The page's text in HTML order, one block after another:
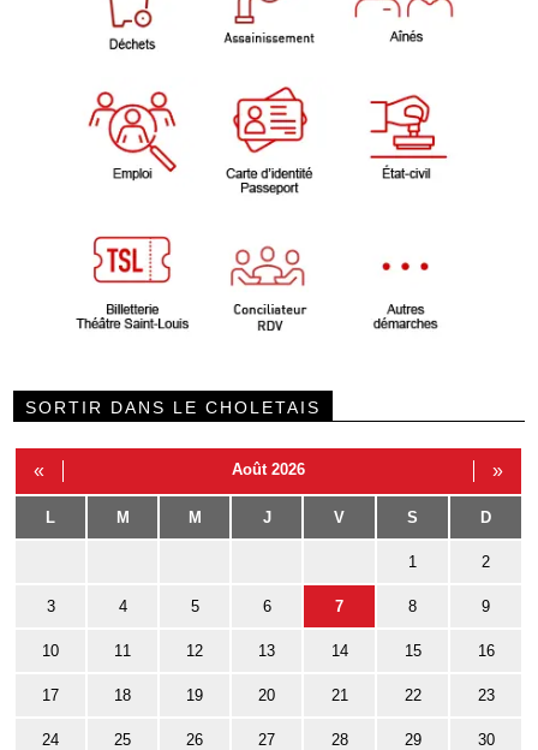
SORTIR DANS LE CHOLETAIS
« Août 2026 »
L M M J V S D
1 2
3 4 5 6 7 8 9
10 11 12 13 14 15 16
17 18 19 20 21 22 23
24 25 26 27 28 29 30